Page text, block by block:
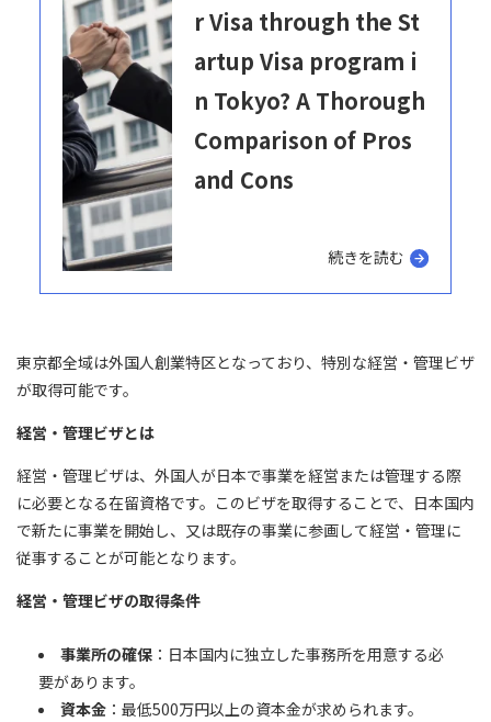
r Visa through the St
artup Visa program i
n Tokyo? A Thorough
Comparison of Pros
and Cons
続きを読む
東京都全域は外国人創業特区となっており、特別な経営・管理ビザ
が取得可能です。
経営・管理ビザとは
経営・管理ビザは、外国人が日本で事業を経営または管理する際
に必要となる在留資格です。このビザを取得することで、日本国内
で新たに事業を開始し、又は既存の事業に参画して経営・管理に
従事することが可能となります。
経営・管理ビザの取得条件
事業所の確保 ：日本国内に独立した事務所を用意する必
要があります。
資本金 ：最低500万円以上の資本金が求められます。